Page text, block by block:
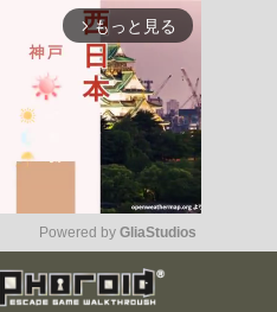
arrow_forward_ios もっと見る
Mute
Powered by GliaStudios